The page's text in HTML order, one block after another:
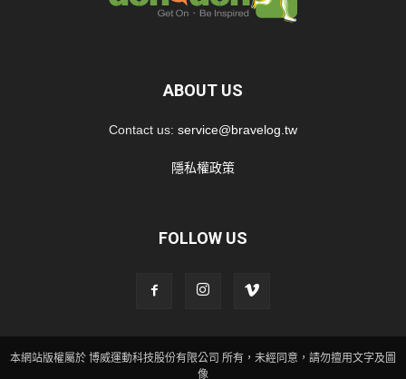
ABOUT US
Contact us: service@bravelog.tw
隱私權政策
FOLLOW US
本網站版權屬於 博威運動科技股份有限公司 所有，未經同意，請勿擅用文字及圖
像